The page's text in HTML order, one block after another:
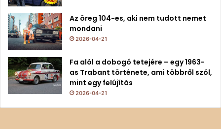
Az öreg 104-es, aki nem tudott nemet
mondani
2026-04-21
Fa alól a dobogó tetejére – egy 1963-
as Trabant története, ami többről szól,
mint egy felújítás
2026-04-21